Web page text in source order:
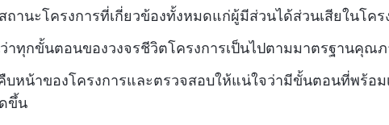
ถานะโครงการที่เกี่ยวข้องทั้งหมดแก่ผู้มีส่วนได้ส่วนเสียในโคร
าทุกขั้นตอนของวงจรชีวิตโครงการเป็นไปตามมาตรฐานคุณ
หน้าของโครงการและตรวจสอบให้แน่ใจว่ามีขั้นตอนที่พร้อม
ขึ้น